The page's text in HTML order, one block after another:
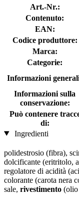
Art.-Nr.:
Contenuto:
EAN:
Codice produttore:
Marca:
Categorie:
Informazioni
Informazioni sulla
conservazione:
Può contenere
di:
Ingredienti
polidestrosio (fibra),
dolcificante (eritritolo,
regolatore di acidità
colorante (carota nera
sale, rivestimento (olio